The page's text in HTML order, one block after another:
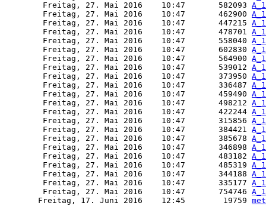
        Freitag, 27. Mai 2016    10:47       582093
        Freitag, 27. Mai 2016    10:47       462900
        Freitag, 27. Mai 2016    10:47       447215
        Freitag, 27. Mai 2016    10:47       478701
        Freitag, 27. Mai 2016    10:47       558040
        Freitag, 27. Mai 2016    10:47       602830
        Freitag, 27. Mai 2016    10:47       564900
        Freitag, 27. Mai 2016    10:47       539012
        Freitag, 27. Mai 2016    10:47       373950
        Freitag, 27. Mai 2016    10:47       336487
        Freitag, 27. Mai 2016    10:47       459490
        Freitag, 27. Mai 2016    10:47       498212
        Freitag, 27. Mai 2016    10:47       422244
        Freitag, 27. Mai 2016    10:47       315856
        Freitag, 27. Mai 2016    10:47       384421
        Freitag, 27. Mai 2016    10:47       385678
        Freitag, 27. Mai 2016    10:47       346898
        Freitag, 27. Mai 2016    10:47       483182
        Freitag, 27. Mai 2016    10:47       485319
        Freitag, 27. Mai 2016    10:47       344188
        Freitag, 27. Mai 2016    10:47       335177
        Freitag, 27. Mai 2016    10:47       754746
       Freitag, 17. Juni 2016    12:45        19759